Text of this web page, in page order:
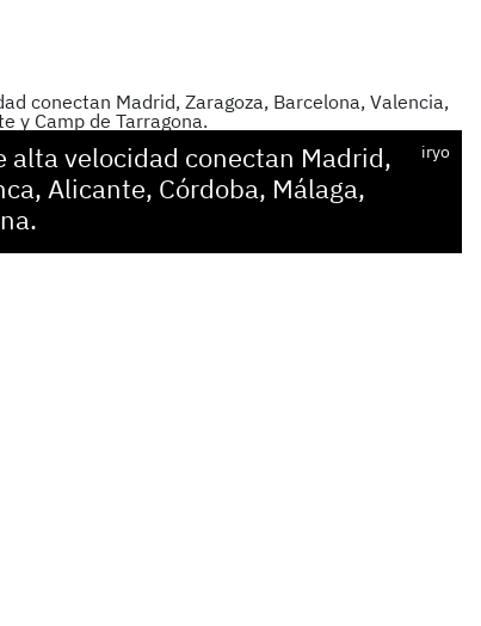
alta velocidad conectan Madrid,
Alicante, Córdoba, Málaga,
iryo